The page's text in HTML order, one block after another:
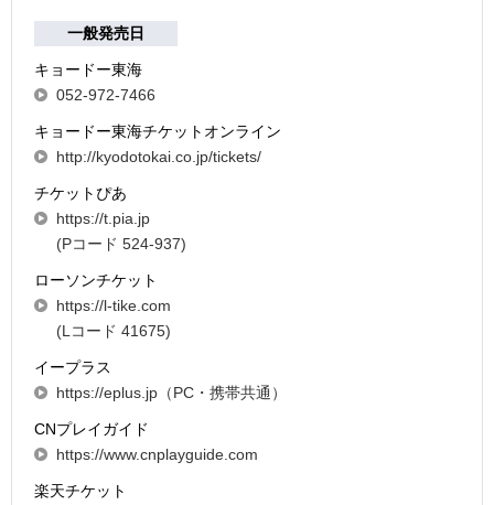
一般発売日
キョードー東海
052-972-7466
キョードー東海チケットオンライン
http://kyodotokai.co.jp/tickets/
チケットぴあ
https://t.pia.jp
(Pコード 524-937)
ローソンチケット
https://l-tike.com
(Lコード 41675)
イープラス
https://eplus.jp（PC・携帯共通）
CNプレイガイド
https://www.cnplayguide.com
楽天チケット